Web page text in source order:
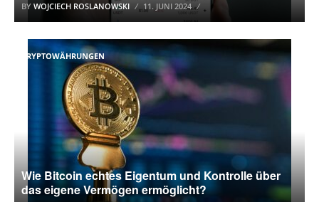
BY WOJCIECH ROSLANOWSKI 11. JUNI 2024
KRYPTOWÄHRUNGEN
Wie Bitcoin echtes Eigentum und Kontrolle über
das eigene Vermögen ermöglicht?